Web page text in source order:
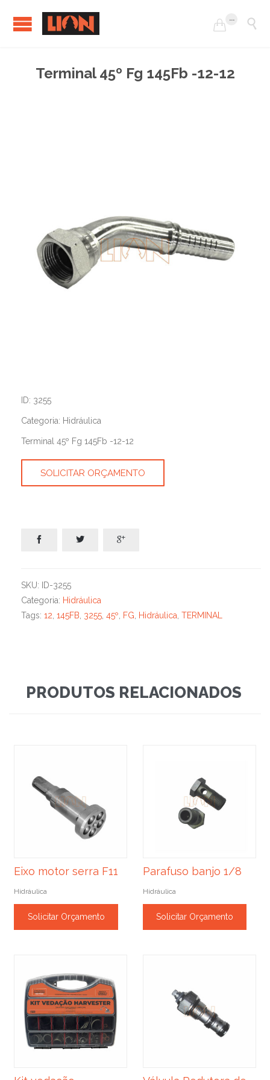

... 
Terminal 45º Fg 145Fb -12-12
ID: 3255
Categoria: Hidráulica
Terminal 45º Fg 145Fb -12-12
SOLICITAR ORÇAMENTO
  
SKU:
ID-3255
Categoria: Hidráulica
Tags: 12, 145FB, 3255, 45º, FG, Hidráulica, TERMINAL
PRODUTOS RELACIONADOS
Eixo motor serra F11
Hidráulica
Solicitar Orçamento
Parafuso banjo 1/8
Hidráulica
Solicitar Orçamento